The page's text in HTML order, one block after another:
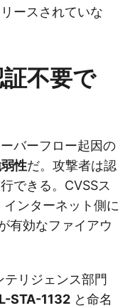
ースされていな
不要で
バーフロー起因の
性だ。攻撃者は認
できる。CVSSス
ンターネット側に
有効なファイアウ
リジェンス部門
STA-1132 と命名